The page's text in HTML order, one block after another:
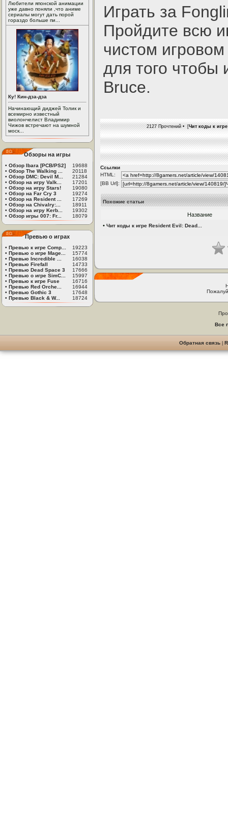
Любители японской анимации
уже давно поняли ,что аниме
сериалы могут дать порой
гораздо больше пи...
Ку! Кин-дза-дза
Начинающий диджей Толик и
всемирно известный
виолончелист Владимир
Чижов встречают на шумной
моск...
Обзоры на игры
• Обзор Ibara [PCB/PS2]
19688
• Обзор The Walking ...
20118
• Обзор DMC: Devil M...
21284
• Обзор на игру Valk...
17201
• Обзор на игру Stars!
19080
• Обзор на Far Cry 3
19274
• Обзор на Resident ...
17269
• Обзор на Chivalry:...
18911
• Обзор на игру Kerb...
19302
• Обзор игры 007: Fr... 18079
Превью о играх
• Превью к игре Comp...
19223
• Превью о игре Mage...
15774
• Превью Incredible ...
16038
• Превью Firefall
14733
• Превью Dead Space 3
17666
• Превью о игре SimC...
15997
• Превью к игре Fuse
16716
• Превью Red Orche...
16944
• Превью Gothic 3
17648
• Превью Black & W... 18724
Играть за
Пройдите всю
чистом
для того чтобы
Bruce.
2127 Прочтений • [Чит коды к
Ссылки
HTML:
[BB Url]:
Похожие статьи
Название
• Чит коды к игре Resident Evil: Dead...
Все
Обратная связь